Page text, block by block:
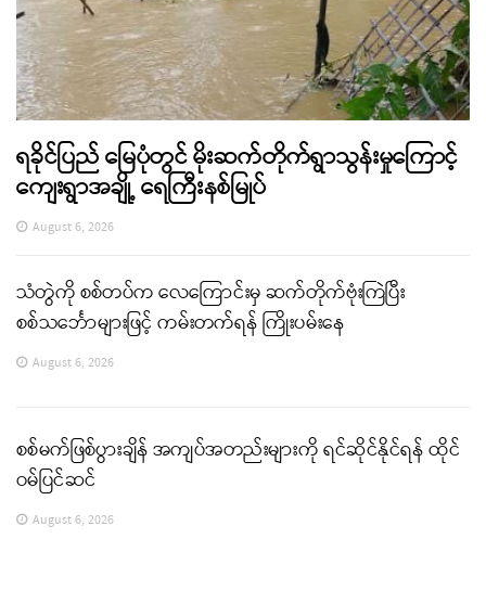
ရခိုင်ပြည် မြေပုံတွင် မိုးဆက်တိုက်ရွာသွန်းမှုကြောင့်
ကျေးရွာအချို့ ရေကြီးနစ်မြုပ်
August 6, 2026
သံတွဲကို စစ်တပ်က လေကြောင်းမှ ဆက်တိုက်ဗုံးကြဲပြီး
စစ်သင်္ဘောများဖြင့် ကမ်းတက်ရန် ကြိုးပမ်းနေ
August 6, 2026
စစ်မက်ဖြစ်ပွားချိန် အကျပ်အတည်းများကို ရင်ဆိုင်နိုင်ရန် ထိုင်
ဝမ်ပြင်ဆင်
August 6, 2026